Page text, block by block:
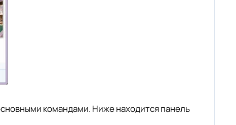
командами. Ниже находится панель